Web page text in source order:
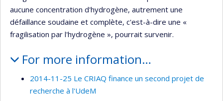
aucune concentration d'hydrogène, autrement une
défaillance soudaine et complète, c'est-à-dire une «
fragilisation par l'hydrogène », pourrait survenir.
For more information…
2014-11-25 Le CRIAQ finance un second projet de
recherche à l'UdeM